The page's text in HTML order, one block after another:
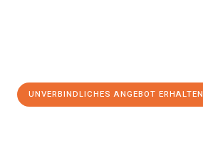
UNVERBINDLICHES ANGEBOT ERHALTEN